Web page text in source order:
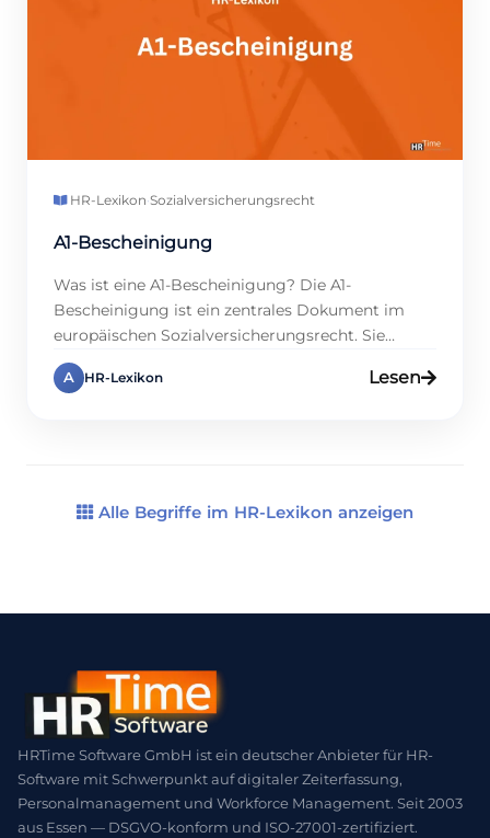
HR-Lexikon·Sozialversicherungsrecht
A1-Bescheinigung
Was ist eine A1-Beschei­ni­gung? Die A1-
Bescheinigung ist ein zentrales Dokument im
europäischen Sozialversicherungsrecht. Sie
bestätigt, dass für Arbeitnehmer und
Selbstständige während einer vorübergehenden
doppelte Beitragspflicht in mehreren Ländern
A HR-Lexikon Lesen
Alle Begriffe im HR-Lexikon anzeigen
HRTime Software GmbH ist ein deutscher Anbieter für HR-
Software mit Schwerpunkt auf digitaler Zeiterfassung,
Personalmanagement und Workforce Management. Seit 2003
aus Essen — DSGVO-konform und ISO-27001-zertifiziert.